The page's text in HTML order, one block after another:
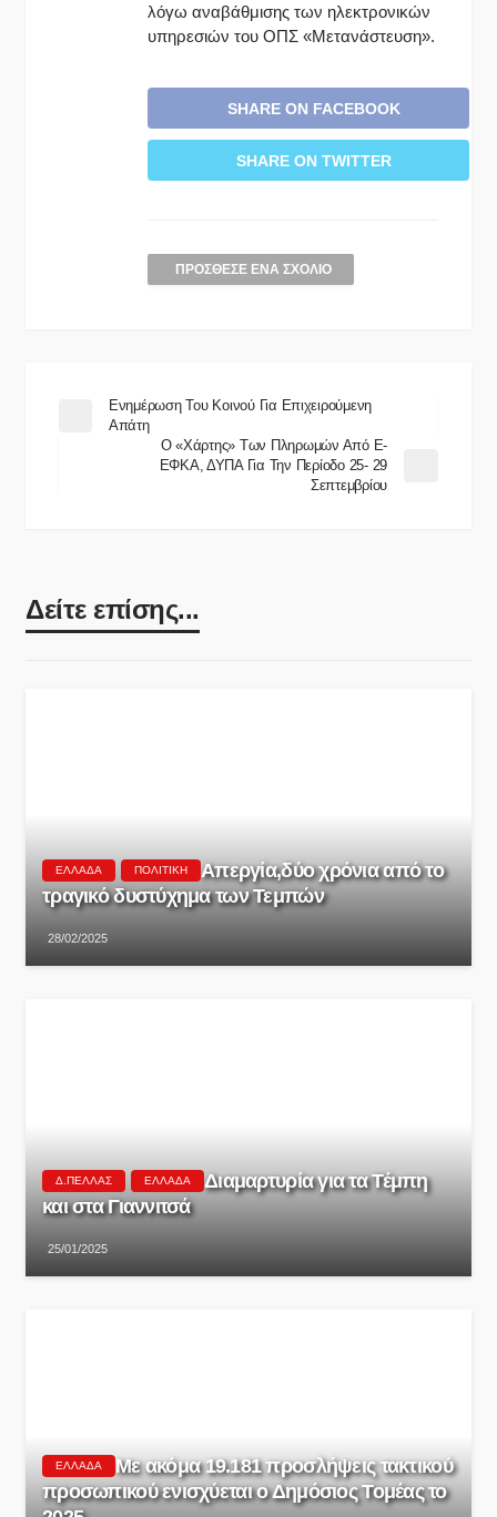
λόγω αναβάθμισης των ηλεκτρονικών
υπηρεσιών του ΟΠΣ «Μετανάστευση».
SHARE ON FACEBOOK
SHARE ON TWITTER
ΠΡΌΣΘΕΣΕ ΈΝΑ ΣΧΌΛΙΟ
Ενημέρωση Του Κοινού Για Επιχειρούμενη
Απάτη
Ο «χάρτης» Των Πληρωμών Από E-
ΕΦΚΑ, ΔΥΠΑ Για Την Περίοδο 25- 29
Σεπτεμβρίου
Δείτε επίσης...
ΕΛΛΆΔΑ ΠΟΛΙΤΙΚΉ
Aπεργία,δύο χρόνια από το
τραγικό δυστύχημα των Τεμπών
28/02/2025
Δ.ΠΈΛΛΑΣ ΕΛΛΆΔΑ
Διαμαρτυρία για τα Τέμπη
και στα Γιαννιτσά
25/01/2025
ΕΛΛΆΔΑ
Με ακόμα 19.181 προσλήψεις τακτικού
προσωπικού ενισχύεται ο Δημόσιος Τομέας το